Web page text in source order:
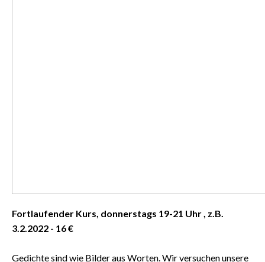
Fortlaufender Kurs, donnerstags 19-21 Uhr , z.B.
3.2.2022 - 16 €
Gedichte sind wie Bilder aus Worten. Wir versuchen unsere